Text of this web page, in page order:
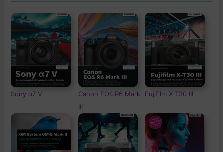
Sony α7 V
Canon EOS R6 Mark
III
Fujifilm X-T30 III